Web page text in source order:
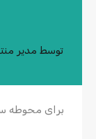
توسط مدیر
برای محوطه